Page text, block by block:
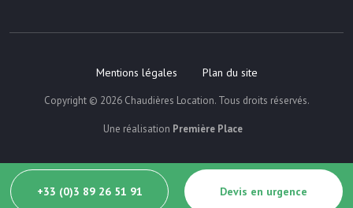
Mentions légales Plan du site
Copyright © 2026 Chaudières Location. Tous droits réservés.
Une réalisation Première Place
+33 (0)3 89 26 51 91 Devis en urgence